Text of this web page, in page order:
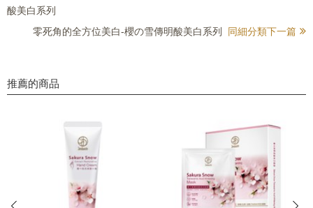
酸美白系列
零死角的全方位美白-櫻の雪傳明酸美白系列 同細分類下一篇
推薦的商品